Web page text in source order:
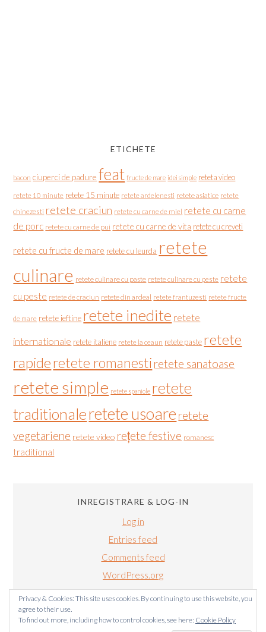
ETICHETE
bacon ciuperci de padure feat fructe de mare idei simple reteta video
retete 10 minute retete 15 minute retete ardelenesti retete asiatice retete
chinezesti retete craciun retete cu carne de miel retete cu carne
de porc retete cu carne de pui retete cu carne de vita retete cu creveti
retete cu fructe de mare retete cu leurda retete
culinare retete culinare cu paste retete culinare cu peste retete
cu peste retete de craciun retete din ardeal retete frantuzesti retete fructe
de mare retete ieftine retete inedite retete
internationale retete italiene retete la ceaun retete paste retete
rapideretete romanesti retete sanatoase
retete simple retete spaniole retete
traditionaleretete usoare retete
vegetariene retete video rețete festive romanesc
traditional
INREGISTRARE & LOG-IN
Log in
Entries feed
Comments feed
WordPress.org
Privacy & Cookies: This site uses cookies. By continuing to use this website, you
agree to their use.
To find out more, including how to control cookies, see here: Cookie Policy